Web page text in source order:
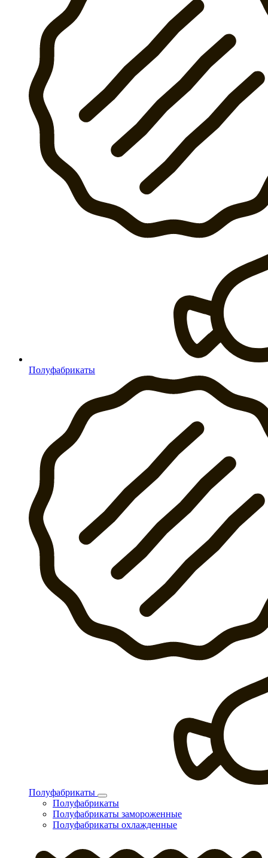
Полуфабрикаты
Полуфабрикаты
Полуфабрикаты
Полуфабрикаты замороженные
Полуфабрикаты охлажденные